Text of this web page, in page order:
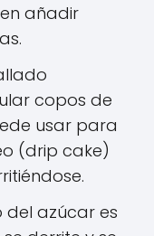
añadir
copos de
usar para
(drip cake)
del azúcar es